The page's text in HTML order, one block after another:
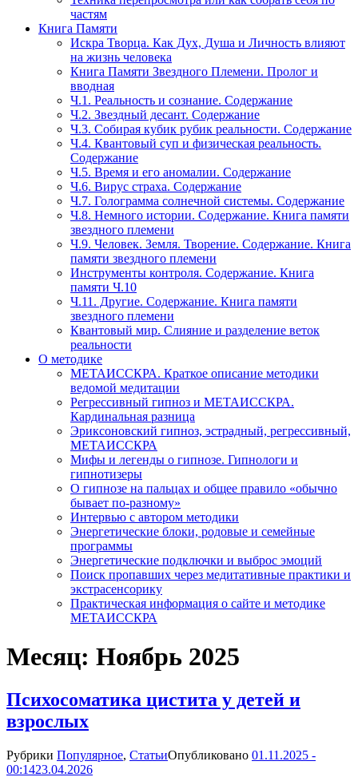
частям
Книга Памяти
Искра Творца. Как Дух, Душа и Личность влияют
на жизнь человека
Книга Памяти Звездного Племени. Пролог и
вводная
Ч.1. Реальность и сознание. Содержание
Ч.2. Звездный десант. Содержание
Ч.3. Собирая кубик рубик реальности. Содержание
Ч.4. Квантовый суп и физическая реальность.
Содержание
Ч.5. Время и его аномалии. Содержание
Ч.6. Вирус страха. Содержание
Ч.7. Голограмма солнечной системы. Содержание
Ч.8. Немного истории. Содержание. Книга памяти
звездного племени
Ч.9. Человек. Земля. Творение. Содержание. Книга
памяти звездного племени
Инструменты контроля. Содержание. Книга
памяти Ч.10
Ч.11. Другие. Содержание. Книга памяти
звездного племени
Квантовый мир. Слияние и разделение веток
реальности
О методике
МЕТАИССКРА. Краткое описание методики
ведомой медитации
Регрессивный гипноз и МЕТАИССКРА.
Кардинальная разница
Эриксоновский гипноз, эстрадный, регрессивный,
МЕТАИССКРА
Мифы и легенды о гипнозе. Гипнологи и
гипнотизеры
О гипнозе на пальцах и общее правило «обычно
бывает по-разному»
Интервью с автором методики
Энергетические блоки, родовые и семейные
программы
Энергетические подключки и выброс эмоций
Поиск пропавших через медитативные практики и
экстрасенсорику
Практическая информация о сайте и методике
МЕТАИССКРА
Месяц: Ноябрь 2025
Психосоматика цистита у детей и
взрослых
Рубрики Популярное, СтатьиОпубликовано 01.11.2025 -
00:1423.04.2026